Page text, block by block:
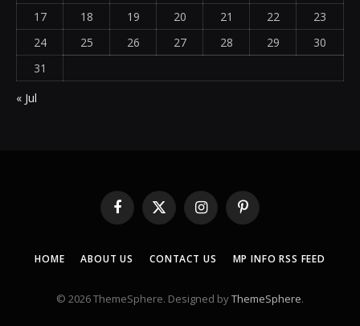
17
18 19 20 21 22
23
24
25 26 27 28 29
30
31
« Jul
Facebook
X
(Twitter)
InstagramPinterest
HOME ABOUT US CONTACT US MP INFO RSS FEED
© 2026 ThemeSphere. Designed byThemeSphere.